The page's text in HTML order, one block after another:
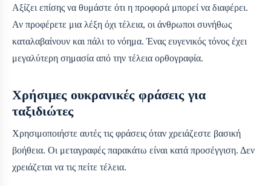
Αξίζει επίσης να θυμάστε ότι η προφορά μπορεί να διαφέρει.
Αν προφέρετε μια λέξη όχι τέλεια, οι άνθρωποι συνήθως
καταλαβαίνουν και πάλι το νόημα. Ένας ευγενικός τόνος έχει
μεγαλύτερη σημασία από την τέλεια ορθογραφία.
Χρήσιμες ουκρανικές φράσεις για
ταξιδιώτες
Χρησιμοποιήστε αυτές τις φράσεις όταν χρειάζεστε βασική
βοήθεια. Οι μεταγραφές παρακάτω είναι κατά προσέγγιση. Δεν
χρειάζεται να τις πείτε τέλεια.